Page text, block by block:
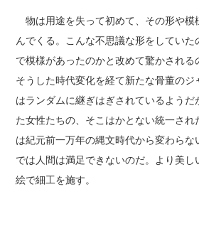
物は用途を失って初めて、その形や模
んでくる。こんな不思議な形をしていた
で模様があったのかと改めて驚かされ
そうした時代変化を経て新たな骨董の
はランダムに継ぎはぎされているようだ
た女性たちの、そこはかとない統一さ
は紀元前一万年の縄文時代から変わら
では人間は満足できないのだ。より美
絵で細工を施す。